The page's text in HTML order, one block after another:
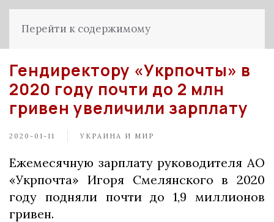
Перейти к содержимому
Гендиректору «Укрпочты» в
2020 году почти до 2 млн
гривен увеличили зарплату
2020-01-11 УКРАИНА И МИР
Ежемесячную зарплату руководителя АО
«Укрпочта» Игоря Смелянского в 2020
году подняли почти до 1,9 миллионов
гривен.